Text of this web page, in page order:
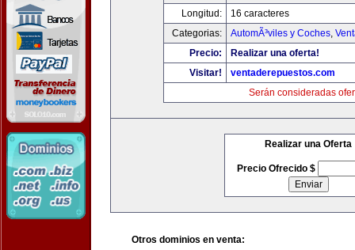
Longitud:
16 caracteres
Categorias:
AutomÃ³viles y Coches,
Precio:
Realizar una oferta!
Visitar!
ventaderepuestos.com
Serán consideradas
Realizar una Oferta
Precio Ofrecido $
Otros dominios en venta: